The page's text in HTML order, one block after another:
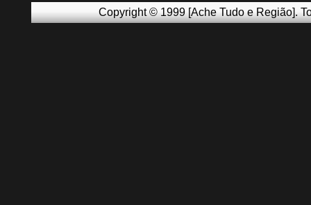
Copyright © 1999 [Ache Tudo e Região].